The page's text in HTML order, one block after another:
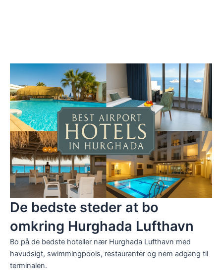
De bedste steder at bo
omkring Hurghada Lufthavn
Bo på de bedste hoteller nær Hurghada Lufthavn med
havudsigt, swimmingpools, restauranter og nem adgang til
terminalen.